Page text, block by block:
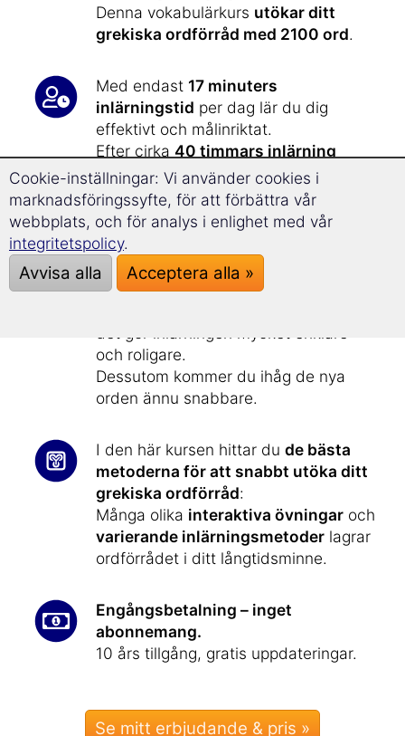
Denna vokabulärkurs utökar ditt
grekiska ordförråd med 2100 ord.
Med endast 17 minuters
inlärningstid per dag lär du dig
effektivt och målinriktat.
Efter cirka 40 timmars inlärning
kommer du nu att nå nivå C1 och C2
den europeiska referensramen för
språkkunskaper.
Träna upp ditt ordförråd – snabbt,
effektivt och roligt:
och roligare.
Dessutom kommer du ihåg de nya
orden ännu snabbare.
I den här kursen hittar du de bästa
metoderna för att snabbt utöka ditt
grekiska ordförråd:
Många olika interaktiva övningar och
varierande inlärningsmetoder lagrar
ordförrådet i ditt långtidsminne.
Engångsbetalning – inget
abonnemang.
10 års tillgång, gratis uppdateringar.
Se mitt erbjudande & pris »
Cookie-inställningar: Vi använder cookies i
marknadsföringssyfte, för att förbättra vår
webbplats, och för analys i enlighet med vår
integritetspolicy.
Avvisa alla Acceptera alla »